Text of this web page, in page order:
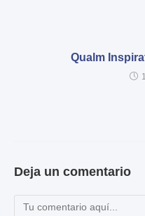
Qualm
Deja un comentario